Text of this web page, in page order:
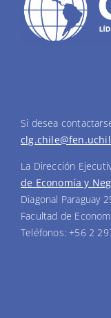
Si desea
La Dirección
de Economía y
Diagonal Paraguay
Facultad de
Teléfonos: +56 2